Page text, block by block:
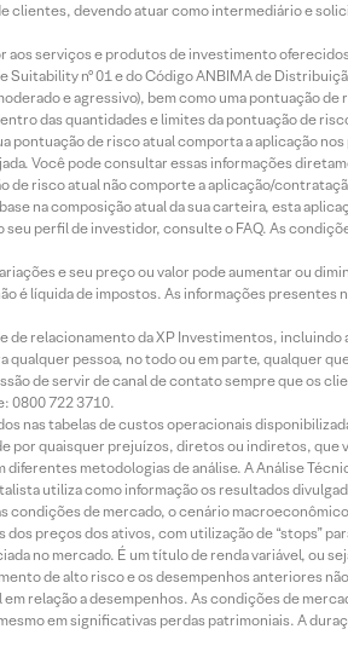
devendo atuar como intermediário e
aos serviços e produtos de investimento
nº 01 e do Código ANBIMA de
e agressivo), bem como uma pontuação
das quantidades e limites da pontuação de
de risco atual comporta a aplicação
Você pode consultar essas informações
de risco atual não comporte a aplicação/
na composição atual da sua carteira, esta
perfil de investidor, consulte o FAQ. As
e seu preço ou valor pode aumentar ou
é líquida de impostos. As informações presentes
relacionamento da XP Investimentos,
qualquer pessoa, no todo ou em parte, qualquer
de servir de canal de contato sempre que os
0800 722 3710.
nas tabelas de custos operacionais
por quaisquer prejuízos, diretos ou indiretos,
diferentes metodologias de análise. A Análise
utiliza como informação os resultados
condições de mercado, o cenário
preços dos ativos, com utilização de “stops”
no mercado. É um título de renda variável, ou
de alto risco e os desempenhos anteriores
relação a desempenhos. As condições de
em significativas perdas patrimoniais. A